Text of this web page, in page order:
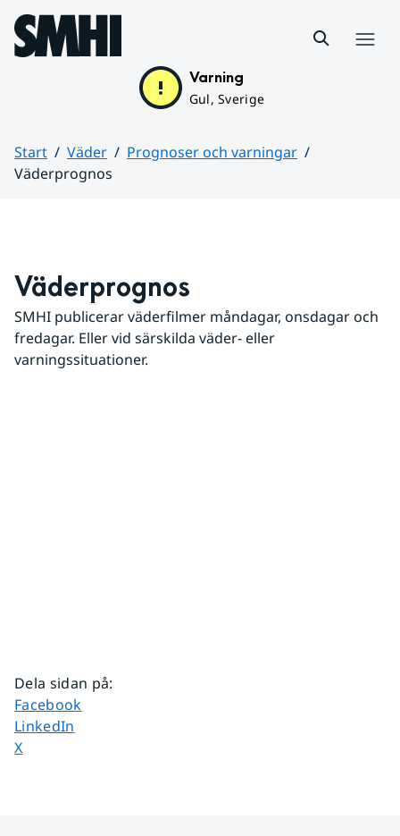
Hoppa till sidans innehåll
Varning
Gul, Sverige
Start Väder
Prognoser och varningar
Väderprognos
Väderprognos
SMHI publicerar väderfilmer måndagar, onsdagar och
fredagar. Eller vid särskilda väder- eller
varningssituationer.
Dela sidan på:
Dela sidan på
Facebook
Dela sidan på
LinkedIn
Dela sidan på
X